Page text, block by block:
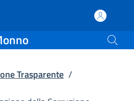
–
in un'altra scheda).
Trasparente /